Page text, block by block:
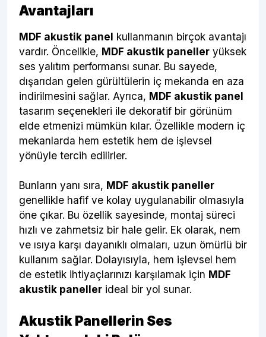
Avantajları
MDF akustik panel kullanmanın birçok avantajı
vardır. Öncelikle, MDF akustik paneller yüksek
ses yalıtım performansı sunar. Bu sayede,
dışarıdan gelen gürültülerin iç mekanda en aza
indirilmesini sağlar. Ayrıca, MDF akustik panel
tasarım seçenekleri ile dekoratif bir görünüm
elde etmenizi mümkün kılar. Özellikle modern iç
mekanlarda hem estetik hem de işlevsel
yönüyle tercih edilirler.
Bunların yanı sıra, MDF akustik paneller
genellikle hafif ve kolay uygulanabilir olmasıyla
öne çıkar. Bu özellik sayesinde, montaj süreci
hızlı ve zahmetsiz bir hale gelir. Ek olarak, nem
ve ısıya karşı dayanıklı olmaları, uzun ömürlü bir
kullanım sağlar. Dolayısıyla, hem işlevsel hem
de estetik ihtiyaçlarınızı karşılamak için MDF
akustik paneller ideal bir yol sunar.
Akustik Panellerin Ses